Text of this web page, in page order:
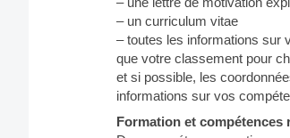
– un curriculum vitae
– toutes les informations sur
que votre classement pour
et si possible, les
informations sur vos
Formation et compétences